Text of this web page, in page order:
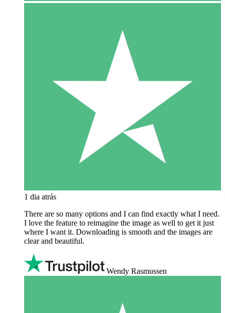
1 dia atrás
There are so many options and I can find exactly what I need.
I love the feature to reimagine the image as well to get it just
where I want it. Downloading is smooth and the images are
clear and beautiful.
Wendy Rasmussen